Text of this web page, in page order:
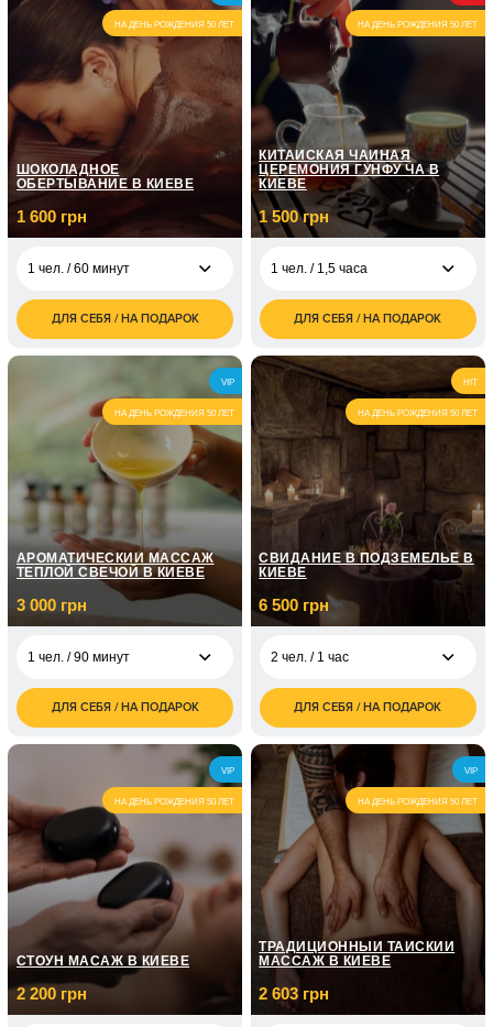
НА ДЕНЬ РОЖДЕНИЯ 50 ЛЕТ
ШОКОЛАДНОЕ
ОБЕРТЫВАНИЕ В КИЕВЕ
1 600 грн
1 чел. / 60 минут
1 600
грн
ДЛЯ СЕБЯ / НА ПОДАРОК
НА ДЕНЬ РОЖДЕНИЯ 50 ЛЕТ
КИТАЙСКАЯ ЧАЙНАЯ
ЦЕРЕМОНИЯ ГУНФУ ЧА В
КИЕВЕ
1 500 грн
1 чел. / 1,5 часа
1 500
грн
2 чел. / 1,5 часа
3 000
грн
ДЛЯ СЕБЯ / НА ПОДАРОК
VIP
НА ДЕНЬ РОЖДЕНИЯ 50 ЛЕТ
АРОМАТИЧЕСКИЙ МАССАЖ
ТЕПЛОЙ СВЕЧОЙ В КИЕВЕ
3 000 грн
1 чел. / 90 минут
3 000
грн
6 000
грн
ДЛЯ СЕБЯ / НА ПОДАРОК
HIT
НА ДЕНЬ РОЖДЕНИЯ 50 ЛЕТ
СВИДАНИЕ В ПОДЗЕМЕЛЬЕ В
КИЕВЕ
6 500 грн
2 чел. / 1 час
6 500
грн
2 чел. / 2 часа
7 500
грн
ДЛЯ СЕБЯ / НА ПОДАРОК
VIP
НА ДЕНЬ РОЖДЕНИЯ 50 ЛЕТ
СТОУН МАСАЖ В КИЕВЕ
2 200 грн
VIP
НА ДЕНЬ РОЖДЕНИЯ 50 ЛЕТ
ТРАДИЦИОННЫЙ ТАЙСКИЙ
МАССАЖ В КИЕВЕ
2 603 грн